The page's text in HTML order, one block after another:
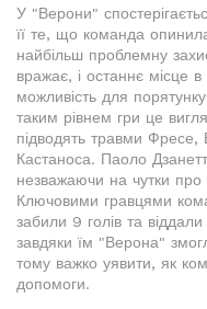
У "Верони"
її те, що команда
найбільш проблемну
вражає, і останнє місце
можливість для
таким рівнем гри це
підводять травми
Кастаноса. Паоло
незважаючи на чутки про
Ключовими гравцями
забили 9 голів та
завдяки їм "Верона"
тому важко уявити, як
допомоги.